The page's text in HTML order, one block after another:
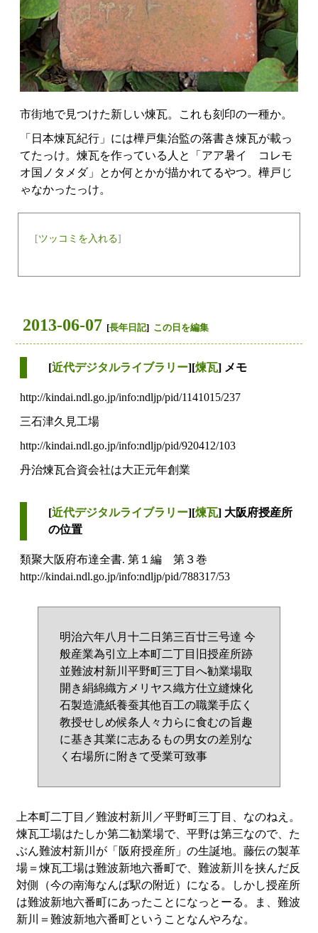
市街地で見つけた新しい煉瓦。これも刻印の一種か。
「日本煉瓦紀行」には樺戸集治監の落書き煉瓦が載っ
てたっけ。煉瓦を作っている人と「アア暑イ コレモ
オ国ノタメダ」とか何とかが描かれてるやつ。樺戸じ
ゃなかったっけ。
[ツッコミを入れる]
2013-06-07 [長年日記] この日を編集
[近代デジタルライブラリー][煉瓦] メモ
http://kindai.ndl.go.jp/info:ndljp/pid/1141015/237
三石津久見工場
http://kindai.ndl.go.jp/info:ndljp/pid/920412/103
丹治煉瓦合資会社は大正元年創業
[近代デジタルライブラリー][煉瓦] 大阪府授産所
の位置
類聚大阪府布達全書. 第１編 第３巻
http://kindai.ndl.go.jp/info:ndljp/pid/788317/53
明治六年八月十二日第三百廿三号達 今
般産業為引立上本町二丁目旧授産所跡
並難波村新川平野町三丁目へ勧業場取
開き絹綿織方メリヤス織方仕立縫煉化
石製造漉紙養蚕其他百工の職業手広く
教授せしめ候条人々力らに食むの旨趣
に基き其業に志あるもの男女の差別な
く右場所に附きて受業可致事
上本町二丁目／難波村新川／平野町三丁目、なのねえ。
煉瓦工場はたしか第二勧業場で、平野は第三なので、た
ぶん難波村新川が「阪府授産所」の生誕地。藤伝の製革
場＝煉瓦工場は難波新地六番町で、難波新川を挟んだ反
対側（今の南海なんば駅の附近）になる。しかし授産所
は難波新地六番町にあったことになっとーる。ま、難波
新川＝難波新地六番町ということなんやろな。